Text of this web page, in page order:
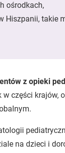
ośrodkach,
Hiszpanii, takie
z opieki
części krajów,
na dzieci i